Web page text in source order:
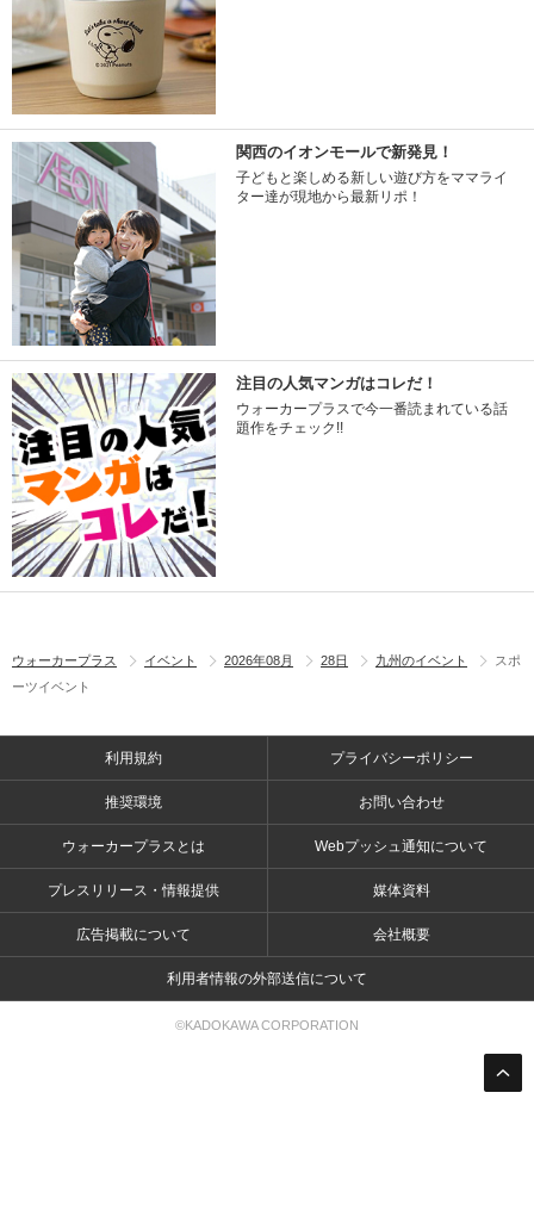
関西のイオンモールで新発見！
子どもと楽しめる新しい遊び方をママライ
ター達が現地から最新リポ！
注目の人気マンガはコレだ！
ウォーカープラスで今一番読まれている話
題作をチェック!!
ウォーカープラス イベント 2026年08月 28日 九州のイベント
スポ
ーツイベント
利用規約 プライバシーポリシー
推奨環境 お問い合わせ
ウォーカープラスとは Webプッシュ通知について
プレスリリース・情報提供 媒体資料
広告掲載について 会社概要
利用者情報の外部送信について
©KADOKAWA CORPORATION